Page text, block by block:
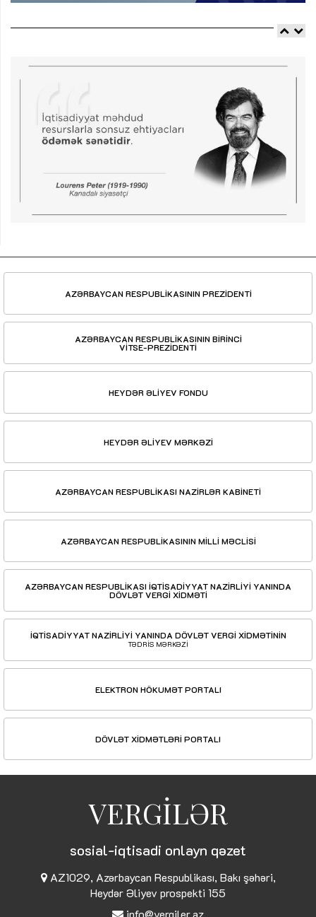
AZƏRBAYCAN RESPUBLİKASININ PREZİDENTİ
AZƏRBAYCAN RESPUBLİKASININ BİRİNCİ
VİTSE-PREZİDENTİ
HEYDƏR ƏLİYEV FONDU
HEYDƏR ƏLİYEV MƏRKƏZİ
AZƏRBAYCAN RESPUBLİKASI NAZİRLƏR KABİNETİ
AZƏRBAYCAN RESPUBLİKASININ MİLLİ MƏCLİSİ
AZƏRBAYCAN RESPUBLİKASI İQTİSADİYYAT NAZİRLİYİ YANINDA
DÖVLƏT VERGİ XİDMƏTİ
İQTİSADİYYAT NAZİRLİYİ YANINDA DÖVLƏT VERGİ XİDMƏTİNİN
TƏDRİS MƏRKƏZİ
ELEKTRON HÖKUMƏT PORTALI
DÖVLƏT XİDMƏTLƏRİ PORTALI
VERGİLƏR
sosial-iqtisadi onlayn qəzet
AZ1029, Azərbaycan Respublikası, Bakı şəhəri,
Heydər Əliyev prospekti 155
info@vergiler.az